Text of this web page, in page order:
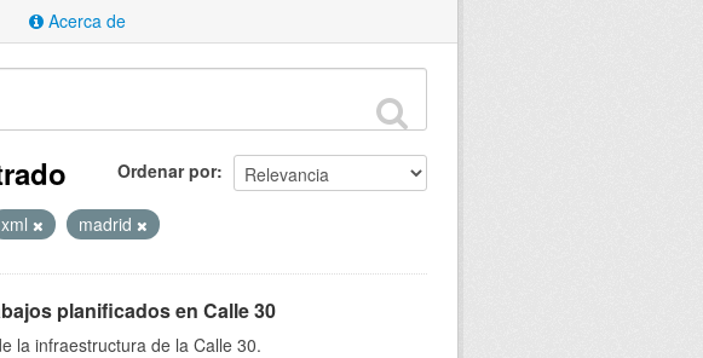
Acerca de
Ordenar por
xml madrid
planificados en Calle 30
la infraestructura de la Calle 30.